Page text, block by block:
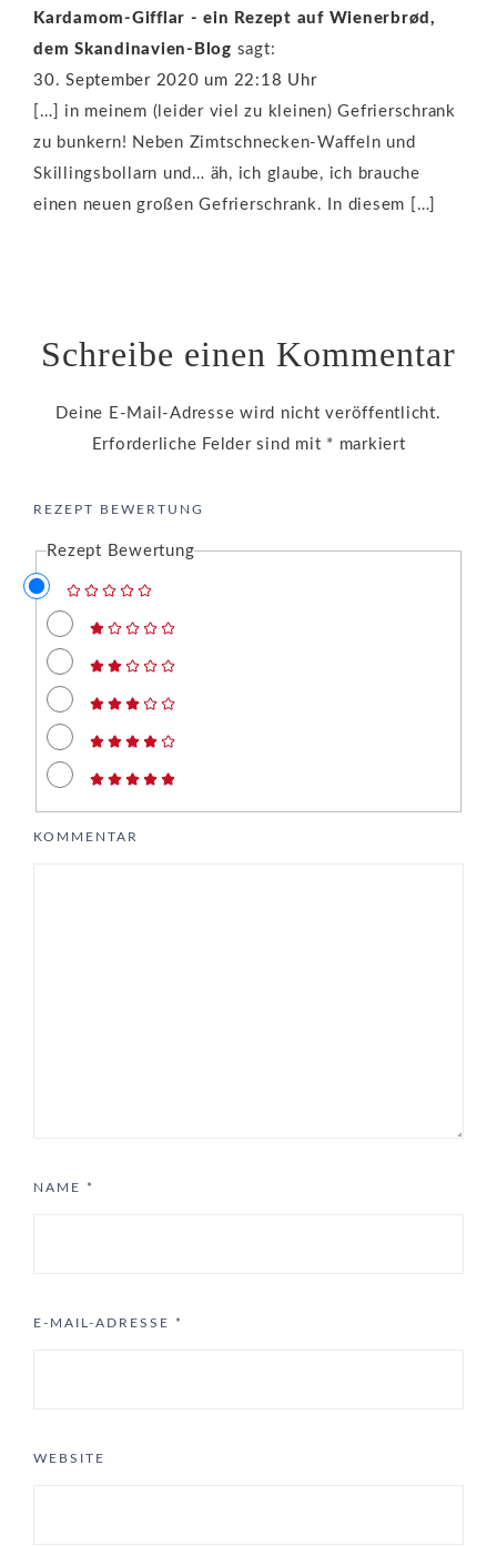
Kardamom-Gifflar - ein Rezept auf Wienerbrød,
dem Skandinavien-Blog sagt:
30. September 2020 um 22:18 Uhr
[…] in meinem (leider viel zu kleinen) Gefrierschrank
zu bunkern! Neben Zimtschnecken-Waffeln und
Skillingsbollarn und… äh, ich glaube, ich brauche
einen neuen großen Gefrierschrank. In diesem […]
Schreibe einen Kommentar
Deine E-Mail-Adresse wird nicht veröffentlicht.
Erforderliche Felder sind mit * markiert
REZEPT BEWERTUNG
Rezept Bewertung
KOMMENTAR
NAME *
E-MAIL-ADRESSE *
WEBSITE